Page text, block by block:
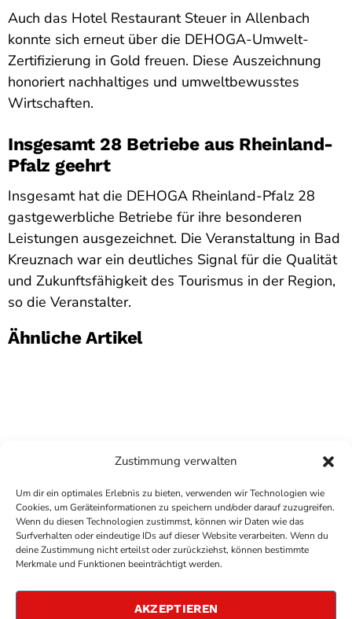
Zustimmung verwalten
Um dir ein optimales Erlebnis zu bieten, verwenden wir Technologien wie
Cookies, um Geräteinformationen zu speichern und/oder darauf zuzugreifen.
Wenn du diesen Technologien zustimmst, können wir Daten wie das
Surfverhalten oder eindeutige IDs auf dieser Website verarbeiten. Wenn du
deine Zustimmung nicht erteilst oder zurückziehst, können bestimmte
Merkmale und Funktionen beeinträchtigt werden.
AKZEPTIEREN
Auch das Hotel Restaurant Steuer in Allenbach
konnte sich erneut über die DEHOGA-Umwelt-
Zertifizierung in Gold freuen. Diese Auszeichnung
honoriert nachhaltiges und umweltbewusstes
Wirtschaften.
Insgesamt 28 Betriebe aus Rheinland-
Pfalz geehrt
Insgesamt hat die DEHOGA Rheinland-Pfalz 28
gastgewerbliche Betriebe für ihre besonderen
Leistungen ausgezeichnet. Die Veranstaltung in Bad
Kreuznach war ein deutliches Signal für die Qualität
und Zukunftsfähigkeit des Tourismus in der Region,
so die Veranstalter.
Ähnliche Artikel
COPYRIGHTANTENNE BAD KREUZNACH